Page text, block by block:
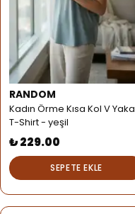
RANDOM
Kadın Örme Kısa Kol V Yaka
T-Shirt - yeşil
₺ 229.00
SEPETE EKLE